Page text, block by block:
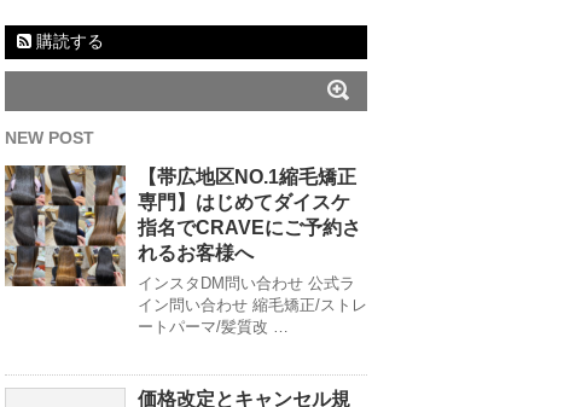
購読する
NEW POST
【帯広地区NO.1縮毛矯正
専門】はじめてダイスケ
指名でCRAVEにご予約さ
れるお客様へ
インスタDM問い合わせ 公式ラ
イン問い合わせ 縮毛矯正/ストレ
ートパーマ/髪質改 …
価格改定とキャンセル規